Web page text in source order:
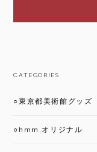
CATEGORIES
○東京都美術館グッズ
○hmm,オリジナル